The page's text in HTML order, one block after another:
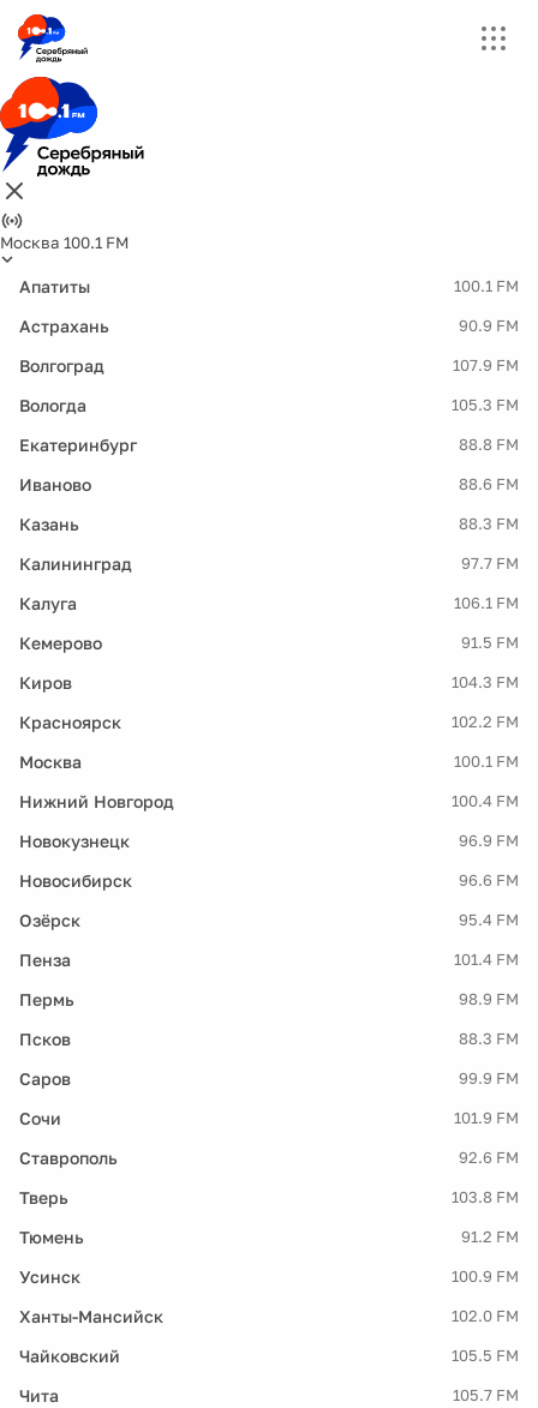
Москва 100.1 FM
Апатиты 100.1 FM
Астрахань 90.9 FM
Волгоград 107.9 FM
Вологда 105.3 FM
Екатеринбург 88.8 FM
Иваново 88.6 FM
Казань 88.3 FM
Калининград 97.7 FM
Калуга 106.1 FM
Кемерово 91.5 FM
Киров 104.3 FM
Красноярск 102.2 FM
Москва 100.1 FM
Нижний Новгород 100.4 FM
Новокузнецк 96.9 FM
Новосибирск 96.6 FM
Озёрск 95.4 FM
Пенза 101.4 FM
Пермь 98.9 FM
Псков 88.3 FM
Саров 99.9 FM
Сочи 101.9 FM
Ставрополь 92.6 FM
Тверь 103.8 FM
Тюмень 91.2 FM
Усинск 100.9 FM
Ханты-Мансийск 102.0 FM
Чайковский 105.5 FM
Чита 105.7 FM